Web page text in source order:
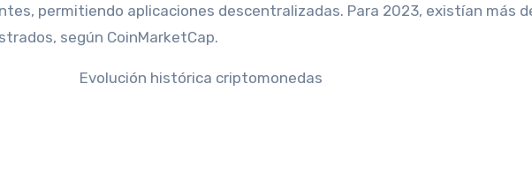
permitiendo aplicaciones descentralizadas. Para 2023, existían más
según CoinMarketCap.